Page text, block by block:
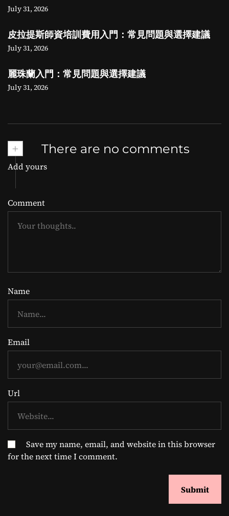
July 31, 2026
皮拉提斯師資培訓費用入門：常見問題與選擇建議
July 31, 2026
麗珠蘭入門：常見問題與選擇建議
July 31, 2026
+ There are no comments
Add yours
Comment
Name
Email
Url
Save my name, email, and website in this browser
for the next time I comment.